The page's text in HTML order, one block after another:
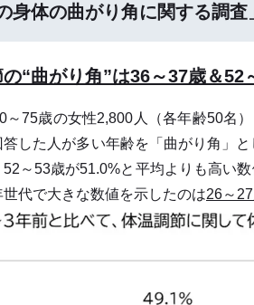
身体の曲がり角に関する調査
“曲がり角”は36～37歳＆
75歳の女性2,800人（各年齢50名
した人が多い年齢を「曲がり角」
～53歳が51.0%と平均よりも高い
代で大きな数値を示したのは26～